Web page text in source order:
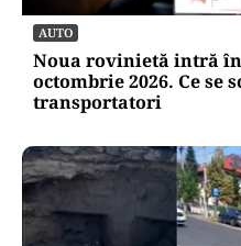
AUTO
Noua rovinietă intră
octombrie 2026. Ce se
transportatori